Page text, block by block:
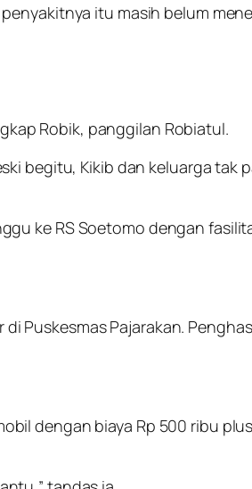
itu masih belum
Robik, panggilan Robiatul.
begitu, Kikib dan keluarga tak
ke RS Soetomo dengan
Puskesmas Pajarakan.
dengan biaya Rp 500 ribu